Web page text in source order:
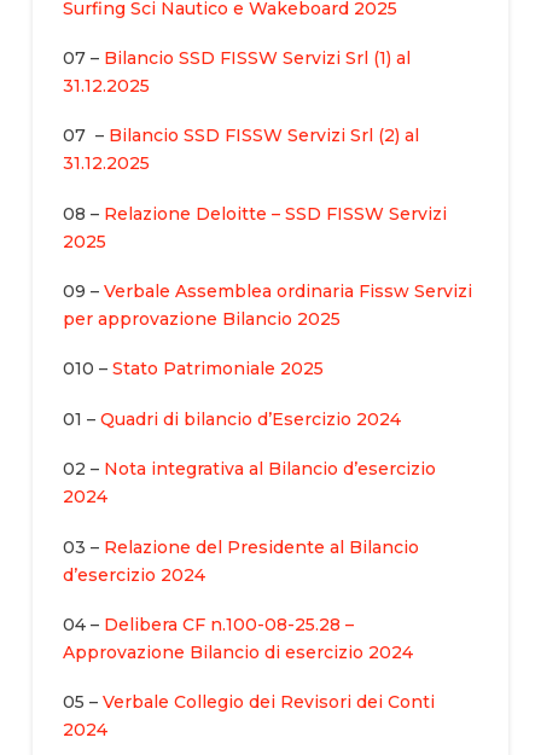
Surfing Sci Nautico e Wakeboard 2025
07 – Bilancio SSD FISSW Servizi Srl (1) al
31.12.2025
07 – Bilancio SSD FISSW Servizi Srl (2) al
31.12.2025
08 – Relazione Deloitte – SSD FISSW Servizi
2025
09 – Verbale Assemblea ordinaria Fissw Servizi
per approvazione Bilancio 2025
010 – Stato Patrimoniale 2025
01 – Quadri di bilancio d’Esercizio 2024
02 – Nota integrativa al Bilancio d’esercizio
2024
03 – Relazione del Presidente al Bilancio
d’esercizio 2024
04 – Delibera CF n.100-08-25.28 –
Approvazione Bilancio di esercizio 2024
05 – Verbale Collegio dei Revisori dei Conti
2024